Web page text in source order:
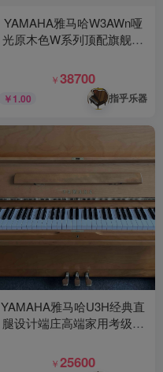
YAMAHA雅马哈W3AWn哑
光原木色W系列顶配旗舰款
￥38700
￥1.00 指乎乐器
YAMAHA雅马哈U3H经典直
腿设计端庄高端家用考级实
￥25600